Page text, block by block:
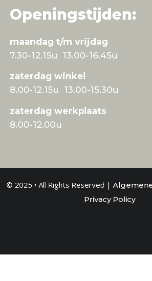
Openingstijden:
maandag t/m vrijdag
7.30-12.15u 13.00-16.45u
zaterdag winkel
8.00-12.15u 13.00-15.30u
zaterdag werkplaats
8.00-12.00u
© 2025 • All Rights Reserved |
Privacy Policy